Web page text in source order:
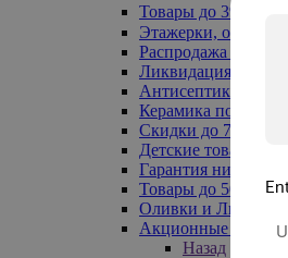
Товары до 399₽
Этажерки, обувницы
Распродажа
Ликвидация до -70%
Антисептики
Керамика по 129 руб
Скидки до 70%
Детские товары
Гарантия низкой
Товары до 500 руб
Оливки и Лимоны
Акционные товары
Назад